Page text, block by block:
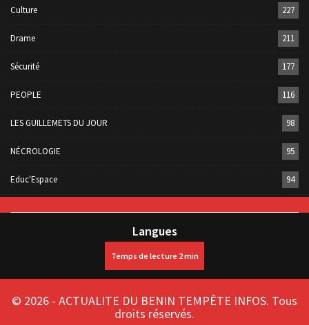
Culture 227
Drame 211
Sécurité 177
PEOPLE 116
LES GUILLEMETS DU JOUR 98
NÉCROLOGIE 95
Educ'Espace 94
Langues
© 2026 - ACTUALITE DU BENIN TEMPÊTE INFOS. Tous
droits réservés.